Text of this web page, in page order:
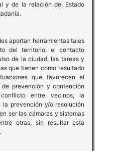
y de la relación del Estado
aportan herramientas tales
del territorio, el contacto
de la ciudad, las tareas y
que tienen como resultado
que favorecen el
prevención y contención
entre vecinos, la
prevención y/o resolución
ser las cámaras y sistemas
otras, sin resultar esta